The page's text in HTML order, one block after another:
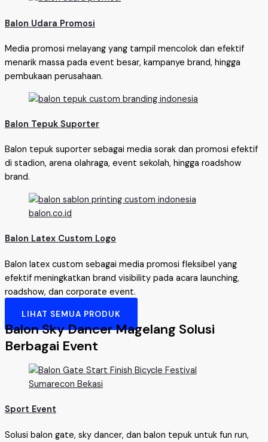
Balon Udara Promosi
Media promosi melayang yang tampil mencolok dan efektif
menarik massa pada event besar, kampanye brand, hingga
pembukaan perusahaan.
Balon Tepuk Suporter
Balon tepuk suporter sebagai media sorak dan promosi efektif
di stadion, arena olahraga, event sekolah, hingga roadshow
brand.
Balon Latex Custom Logo
Balon latex custom sebagai media promosi fleksibel yang
efektif meningkatkan brand visibility pada acara launching,
roadshow, dan corporate event.
LIHAT SEMUA PRODUK
Balon Sky Dancer Magelang Solusi
Berbagai Event
Sport Event
Solusi balon gate, sky dancer, dan balon tepuk untuk fun run,